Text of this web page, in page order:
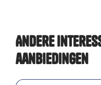
Andere
aanbiedingen